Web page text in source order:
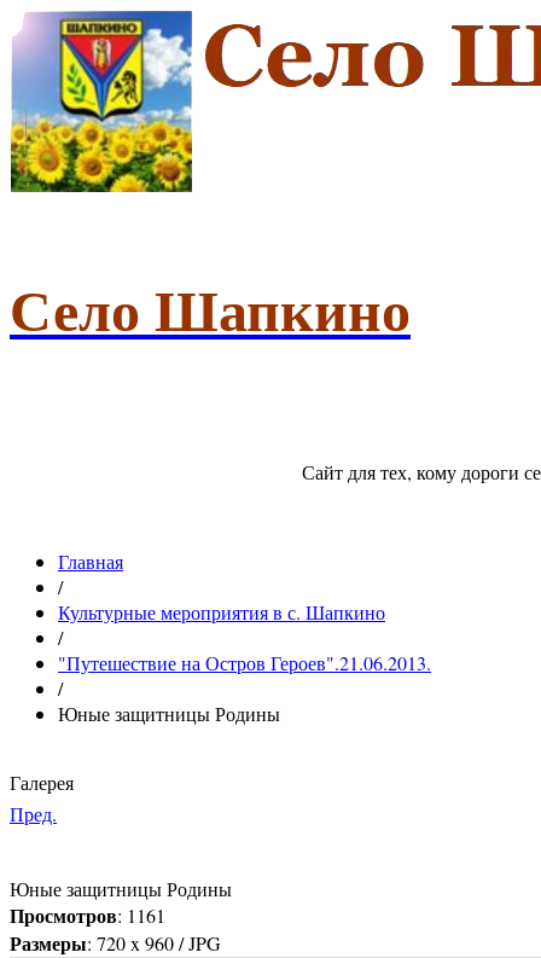
Село Шапкино
Сайт для тех, кому дороги
Главная
/
Культурные мероприятия в с. Шапкино
/
"Путешествие на Остров Героев".21.06.2013.
/
Юные защитницы Родины
Галерея
Пред.
Юные защитницы Родины
Просмотров: 1161
Размеры: 720 x 960 / JPG